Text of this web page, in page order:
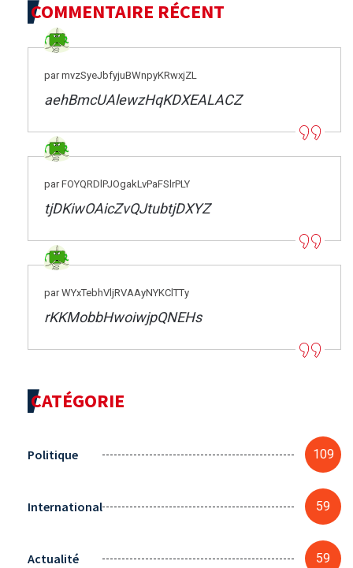
COMMENTAIRE RÉCENT
par mvzSyeJbfyjuBWnpyKRwxjZL
aehBmcUAlewzHqKDXEALACZ
par FOYQRDlPJOgakLvPaFSlrPLY
tjDKiwOAicZvQJtubtjDXYZ
par WYxTebhVljRVAAyNYKClTTy
rKKMobbHwoiwjpQNEHs
CATÉGORIE
Politique 109
International 59
Actualité 59